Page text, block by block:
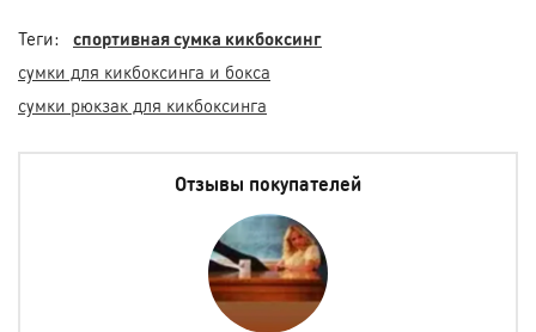
Теги: спортивная сумка кикбоксинг
сумки для кикбоксинга и бокса
сумки рюкзак для кикбоксинга
Отзывы покупателей